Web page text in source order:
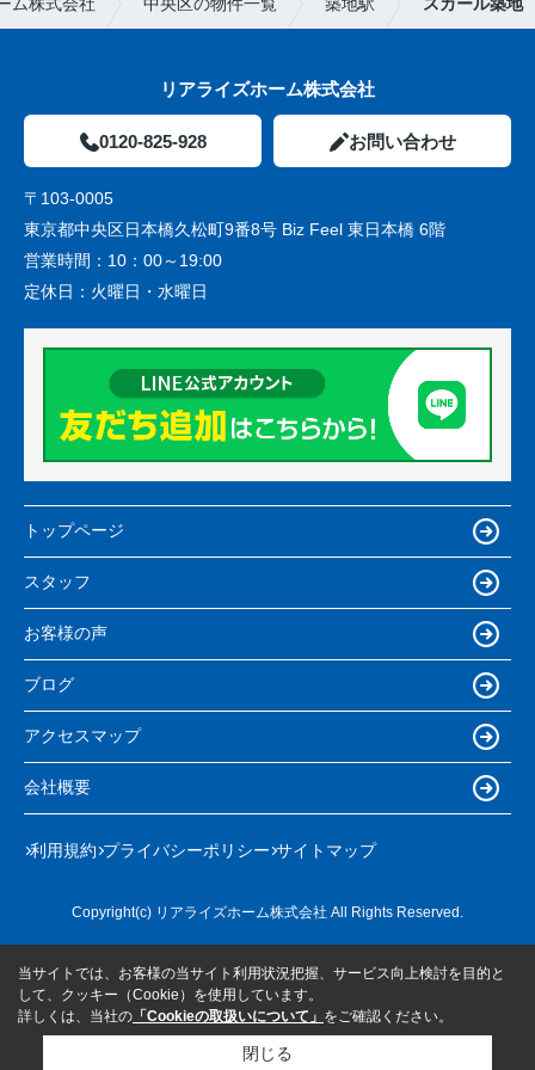
ム株式会社 中央区の物件一覧 築地駅 スカール築地
リアライズホーム株式会社
0120-825-928 お問い合わせ
〒103-0005
東京都中央区日本橋久松町9番8号 Biz Feel 東日本橋 6階
営業時間： 10：00～19:00
定休日： 火曜日・水曜日
トップページ
スタッフ
お客様の声
ブログ
アクセスマップ
会社概要
利用規約 プライバシーポリシー サイトマップ
Copyright(c) リアライズホーム株式会社 All Rights Reserved.
当サイトでは、お客様の当サイト利用状況把握、サービス向上検討を目的と
して、クッキー（Cookie）を使用しています。
詳しくは、当社の 「Cookieの取扱いについて」 をご確認ください。
閉じる